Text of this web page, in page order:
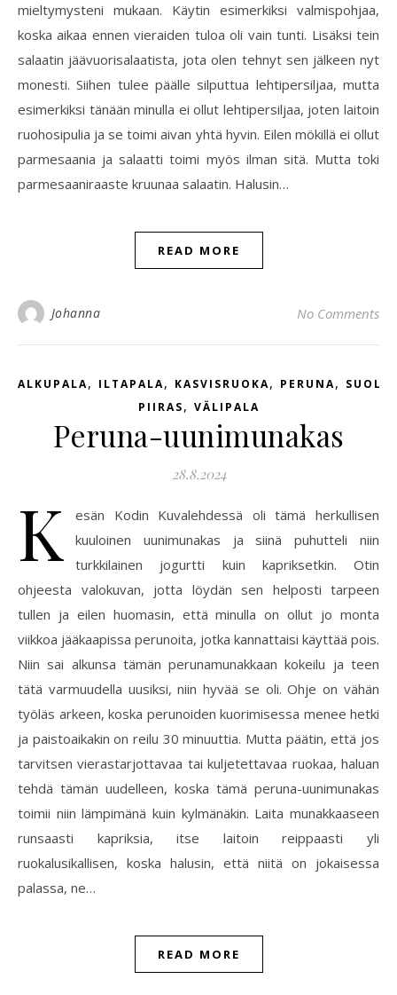
mieltymysteni mukaan. Käytin esimerkiksi valmispohjaa,
koska aikaa ennen vieraiden tuloa oli vain tunti. Lisäksi tein
salaatin jäävuorisalaatista, jota olen tehnyt sen jälkeen nyt
monesti. Siihen tulee päälle silputtua lehtipersiljaa, mutta
esimerkiksi tänään minulla ei ollut lehtipersiljaa, joten laitoin
ruohosipulia ja se toimi aivan yhtä hyvin. Eilen mökillä ei ollut
parmesaania ja salaatti toimi myös ilman sitä. Mutta toki
parmesaaniraaste kruunaa salaatin. Halusin…
READ MORE
Johanna No Comments
ALKUPALA, ILTAPALA, KASVISRUOKA, PERUNA,
PIIRAS, VÄLIPALA
Peruna-uunimunakas
28.8.2024
K
esän Kodin Kuvalehdessä oli tämä herkullisen
kuuloinen uunimunakas ja siinä puhutteli niin
turkkilainen jogurtti kuin kapriksetkin. Otin
ohjeesta valokuvan, jotta löydän sen helposti tarpeen
tullen ja eilen huomasin, että minulla on ollut jo monta
viikkoa jääkaapissa perunoita, jotka kannattaisi käyttää pois.
Niin sai alkunsa tämän perunamunakkaan kokeilu ja teen
tätä varmuudella uusiksi, niin hyvää se oli. Ohje on vähän
työläs arkeen, koska perunoiden kuorimisessa menee hetki
ja paistoaikakin on reilu 30 minuuttia. Mutta päätin, että jos
tarvitsen vierastarjottavaa tai kuljetettavaa ruokaa, haluan
tehdä tämän uudelleen, koska tämä peruna-uunimunakas
toimii niin lämpimänä kuin kylmänäkin. Laita munakkaaseen
runsaasti kapriksia, itse laitoin reippaasti yli
ruokalusikallisen, koska halusin, että niitä on jokaisessa
palassa, ne…
READ MORE